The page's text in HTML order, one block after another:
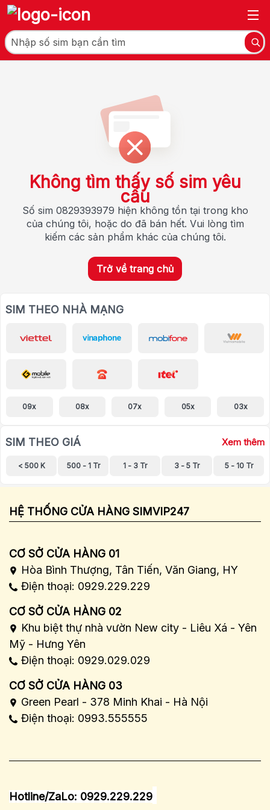
Không tìm thấy số sim yêu
cầu
Số sim 0829393979 hiện không tồn tại trong kho
của chúng tôi, hoặc do đã bán hết. Vui lòng tìm
kiếm các sản phẩm khác của chúng tôi.
Trở về trang chủ
SIM THEO NHÀ MẠNG
09x 08x 07x 05x 03x
SIM THEO GIÁ Xem thêm
< 500 K 500 - 1 Tr 1 - 3 Tr 3 - 5 Tr 5 - 10 Tr
HỆ THỐNG CỬA HÀNG SIMVIP247
CƠ SỞ CỬA HÀNG 01
Hòa Bình Thượng, Tân Tiến, Văn Giang, HY
Điện thoại: 0929.229.229
CƠ SỞ CỬA HÀNG 02
Khu biệt thự nhà vườn New city - Liêu Xá - Yên
Mỹ - Hưng Yên
Điện thoại: 0929.029.029
CƠ SỞ CỬA HÀNG 03
Green Pearl - 378 Minh Khai - Hà Nội
Điện thoại: 0993.555555
Hotline/ZaLo: 0929.229.229